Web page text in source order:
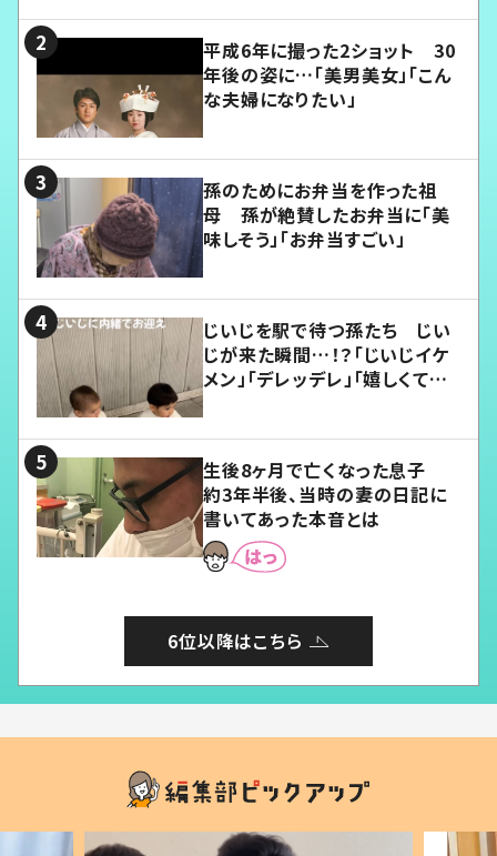
平成6年に撮った2ショット 30
年後の姿に…「美男美女」「こん
な夫婦になりたい」
孫のためにお弁当を作った祖
母 孫が絶賛したお弁当に「美
味しそう」「お弁当すごい」
じいじを駅で待つ孫たち じい
じが来た瞬間…！？「じいじイケ
メン」「デレッデレ」「嬉しくて可
生後8ヶ月で亡くなった息子
約3年半後、当時の妻の日記に
書いてあった本音とは
6位以降はこちら